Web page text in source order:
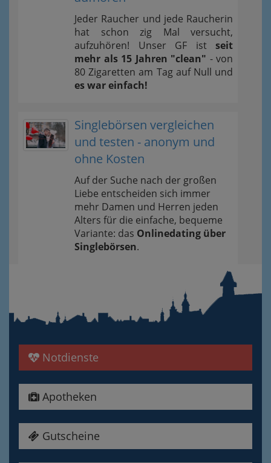
Jeder Raucher und jede Raucherin
hat schon zig Mal versucht,
aufzuhören! Unser GF ist seit
mehr als 15 Jahren "clean" - von
80 Zigaretten am Tag auf Null und
es war einfach!
Singlebörsen vergleichen
und testen - anonym und
ohne Kosten
Auf der Suche nach der großen
Liebe entscheiden sich immer
mehr Damen und Herren jeden
Alters für die einfache, bequeme
Variante: das Onlinedating über
Singlebörsen.
Notdienste
Apotheken
Gutscheine